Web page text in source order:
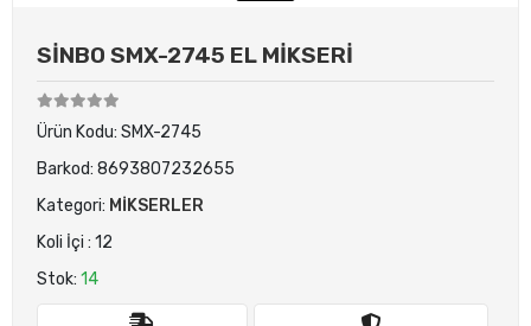
SİNBO SMX-2745 EL MİKSERİ
Ürün Kodu: SMX-2745
Barkod: 8693807232655
Kategori: MİKSERLER
Koli İçi : 12
Stok: 14